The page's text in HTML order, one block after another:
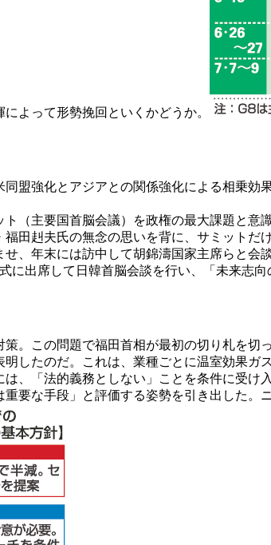
よって形勢挽回といくかどうか。
盟強化とアジアとの関係強化による相乗効
（主要国首脳会議）を政権の最大課題と意
田赳夫氏の無念の思いを背に、サミットだ
、年末には訪中して胡錦濤国家主席らと会
出席して日韓首脳会談を行い、「未来志
。この問題で福田首相が最初の切り札を切
明したのだ。これは、業種ごとに温室効果ガ
、「法的義務としない」ことを条件に受
要な手段」と評価する姿勢を引き出した